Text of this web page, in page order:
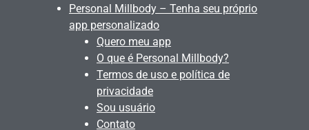
Personal Millbody – Tenha seu próprio
app personalizado
Quero meu app
O que é Personal Millbody?
Termos de uso e política de
privacidade
Sou usuário
Contato